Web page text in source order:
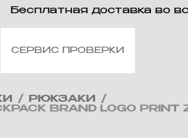
Бесплатная доставка во
СЕРВИС ПРОВЕРКИ
/ РЮКЗАКИ
/
BRAND LOGO PRINT